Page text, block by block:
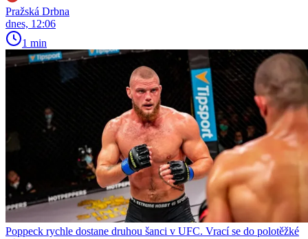
Pražská Drbna
dnes, 12:06
1 min
Poppeck rychle dostane druhou šanci v UFC. Vrací se do polotěžké